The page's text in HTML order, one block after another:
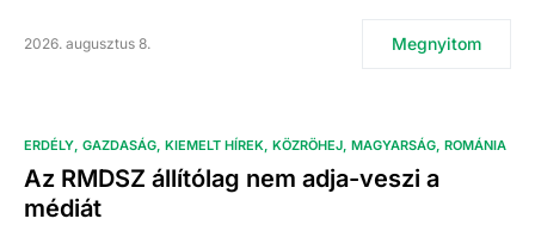
2026. augusztus 8. Megnyitom
ERDÉLY GAZDASÁG KIEMELT HÍREK KÖZRÖHEJ MAGYARSÁG ROMÁNIA
Az RMDSZ állítólag nem adja-veszi a
médiát